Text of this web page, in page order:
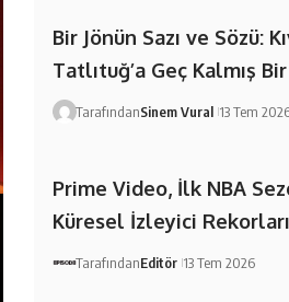
Bir Jönün Sazı ve Sözü:
Tatlıtuğ’a Geç Kalmış
TarafındanSinem Vural 13 Tem
Prime Video, İlk NBA
Küresel İzleyici Rekorları
TarafındanEditör 13 Tem 2026